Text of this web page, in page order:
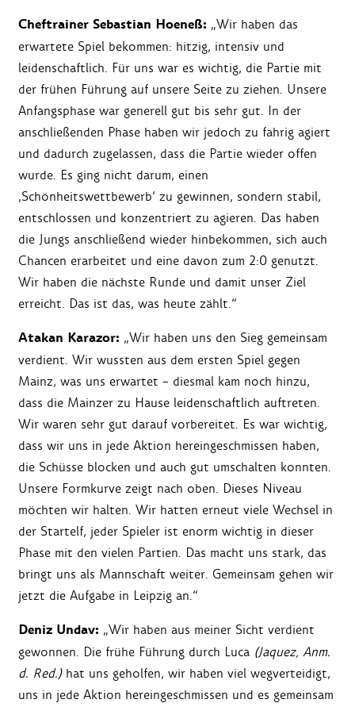
Cheftrainer Sebastian Hoeneß: „Wir haben das
erwartete Spiel bekommen: hitzig, intensiv und
leidenschaftlich. Für uns war es wichtig, die Partie mit
der frühen Führung auf unsere Seite zu ziehen. Unsere
Anfangsphase war generell gut bis sehr gut. In der
anschließenden Phase haben wir jedoch zu fahrig agiert
und dadurch zugelassen, dass die Partie wieder offen
wurde. Es ging nicht darum, einen
‚Schönheitswettbewerb‘ zu gewinnen, sondern stabil,
entschlossen und konzentriert zu agieren. Das haben
die Jungs anschließend wieder hinbekommen, sich auch
Chancen erarbeitet und eine davon zum 2:0 genutzt.
Wir haben die nächste Runde und damit unser Ziel
erreicht. Das ist das, was heute zählt.“
Atakan Karazor: „Wir haben uns den Sieg gemeinsam
verdient. Wir wussten aus dem ersten Spiel gegen
Mainz, was uns erwartet – diesmal kam noch hinzu,
dass die Mainzer zu Hause leidenschaftlich auftreten.
Wir waren sehr gut darauf vorbereitet. Es war wichtig,
dass wir uns in jede Aktion hereingeschmissen haben,
die Schüsse blocken und auch gut umschalten konnten.
Unsere Formkurve zeigt nach oben. Dieses Niveau
möchten wir halten. Wir hatten erneut viele Wechsel in
der Startelf, jeder Spieler ist enorm wichtig in dieser
Phase mit den vielen Partien. Das macht uns stark, das
bringt uns als Mannschaft weiter. Gemeinsam gehen wir
jetzt die Aufgabe in Leipzig an.“
Deniz Undav: „Wir haben aus meiner Sicht verdient
gewonnen. Die frühe Führung durch Luca (Jaquez, Anm.
d. Red.)hat uns geholfen, wir haben viel wegverteidigt,
uns in jede Aktion hereingeschmissen und es gemeinsam